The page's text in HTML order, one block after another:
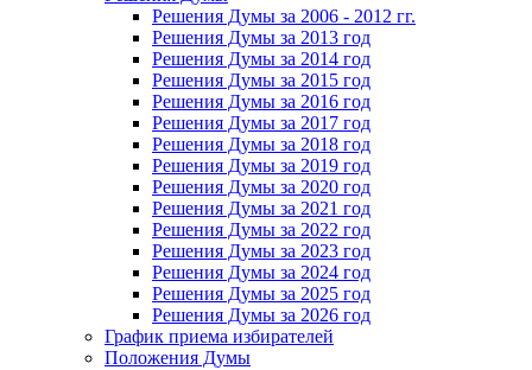
Решения Думы за 2006 - 2012 гг.
Решения Думы за 2013 год
Решения Думы за 2014 год
Решения Думы за 2015 год
Решения Думы за 2016 год
Решения Думы за 2017 год
Решения Думы за 2018 год
Решения Думы за 2019 год
Решения Думы за 2020 год
Решения Думы за 2021 год
Решения Думы за 2022 год
Решения Думы за 2023 год
Решения Думы за 2024 год
Решения Думы за 2025 год
Решения Думы за 2026 год
График приема избирателей
Положения Думы